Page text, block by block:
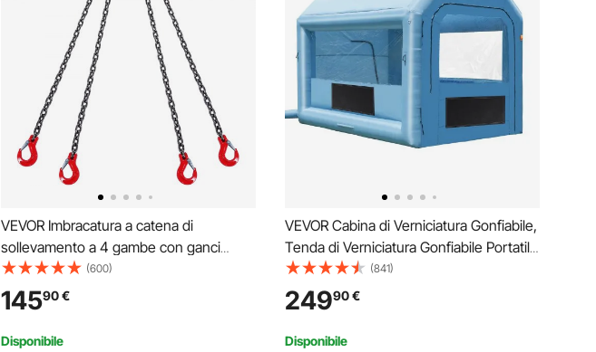
VEVOR Imbracatura a catena di
sollevamento a 4 gambe con ganci
regolatori, 10 mm x 300 cm, Capacità di
carico 8344 kg, Grado 80 per Carrello
elevatore, Paranco a motore, Banchina,
Cantiere, Fabbrica
(600)
14590€
Disponibile
VEVOR Cabina di Verniciatura Gonfiabile,
Tenda di Verniciatura Gonfiabile Portatile
Potente Ventilatore, Sistema di Filtro
dell'Aria, Verniciatura per Auto Veicoli e
Mobili 4 x 3 x 2,75 m, 750 W
(841)
24990€
Disponibile